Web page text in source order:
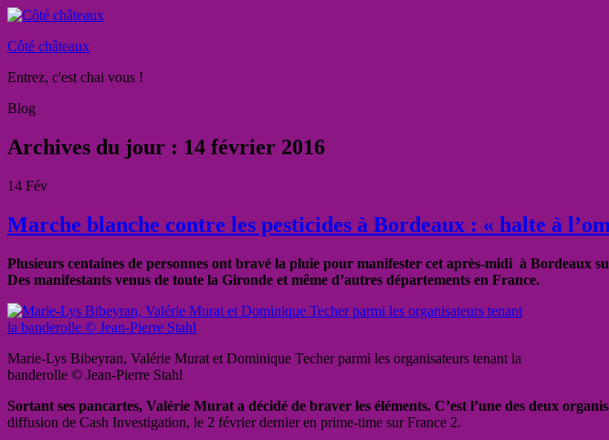
Côté châteaux
Entrez, c'est chai vous !
Blog
Archives du jour : 14 février 2016
14 Fév
Marche blanche contre les pesticides à Bordeaux : « halte à
Plusieurs centaines de personnes ont bravé la pluie pour manifester cet après-midi à Bordeaux
Des manifestants venus de toute la Gironde et même d’autres départements en France.
Marie-Lys Bibeyran, Valérie Murat et Dominique Techer parmi les organisateurs tenant la
banderolle © Jean-Pierre Stahl
Sortant ses pancartes, Valérie Murat a décidé de braver les éléments. C’est l’une des deux
diffusion de Cash Investigation, le 2 février dernier en prime-time sur France 2.